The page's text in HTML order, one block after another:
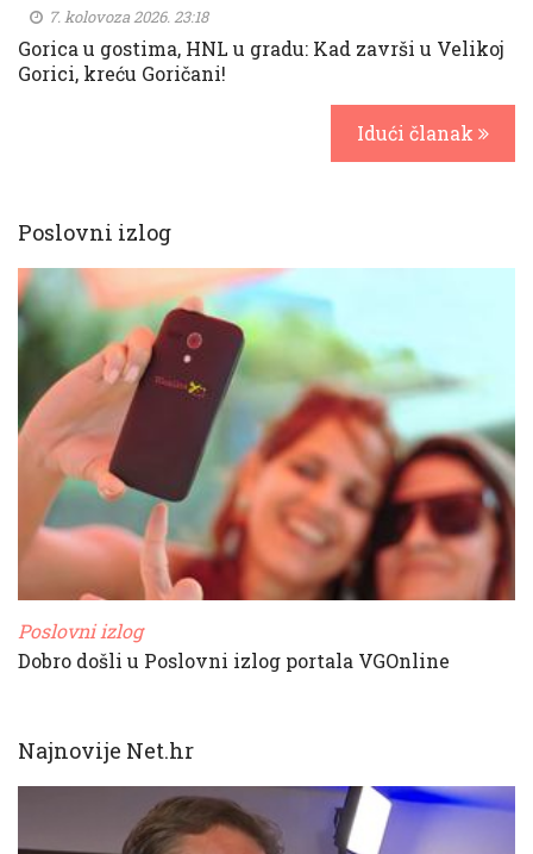
7. kolovoza 2026. 23:18
Gorica u gostima, HNL u gradu: Kad završi u Velikoj
Gorici, kreću Goričani!
Idući članak
Poslovni izlog
Poslovni izlog
Dobro došli u Poslovni izlog portala VGOnline
Najnovije Net.hr